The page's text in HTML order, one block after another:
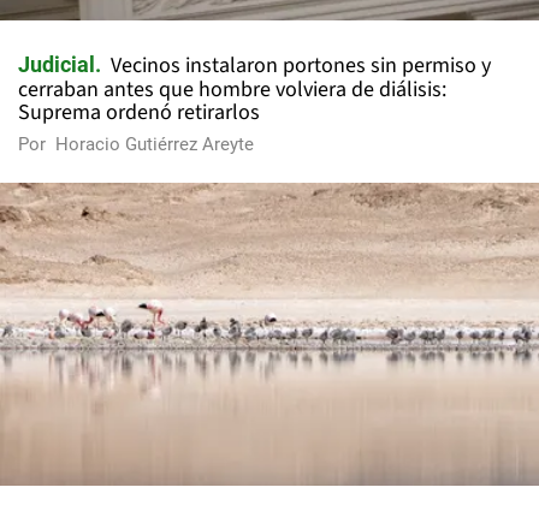
Judicial
Vecinos instalaron portones sin permiso y
cerraban antes que hombre volviera de diálisis:
Suprema ordenó retirarlos
Por Horacio Gutiérrez Areyte